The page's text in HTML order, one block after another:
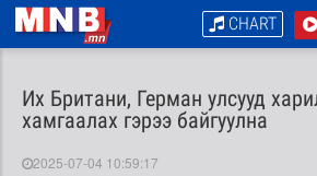
CHART
Их Британи, Герман улсууд
хамгаалах гэрээ байгуулна
2025-07-04 10:59:17